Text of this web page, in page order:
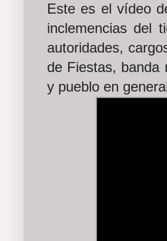
Este es el vídeo
inclemencias del
autoridades,
de Fiestas, banda
y pueblo en